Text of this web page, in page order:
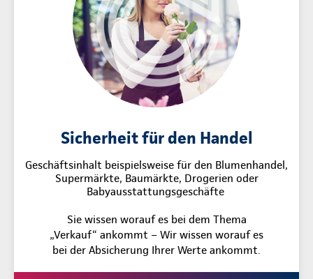
Sicherheit für den Handel
Geschäftsinhalt beispielsweise für den Blumenhandel,
Supermärkte, Baumärkte, Drogerien oder
Babyausstattungsgeschäfte
Sie wissen worauf es bei dem Thema
„Verkauf“ ankommt – Wir wissen worauf es
bei der Absicherung Ihrer Werte ankommt.